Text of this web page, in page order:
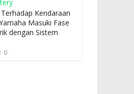
Kendaraan
Masuki Fase
dengan Sistem
0